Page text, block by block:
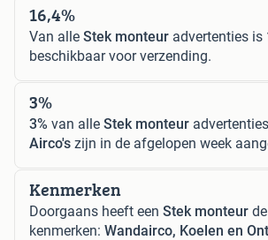
16,4%
Van alle Stek monteur advertenties is
beschikbaar voor verzending.
3%
3% van alle Stek monteur
Airco's zijn in de afgelopen week
Kenmerken
Doorgaans heeft een Stek monteur
kenmerken: Wandairco, Koelen en